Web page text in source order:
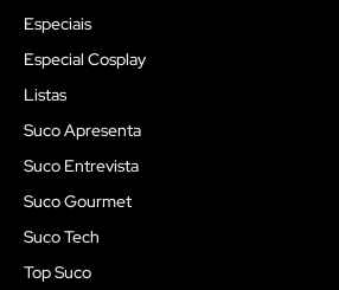
Especiais
Especial Cosplay
Listas
Suco Apresenta
Suco Entrevista
Suco Gourmet
Suco Tech
Top Suco